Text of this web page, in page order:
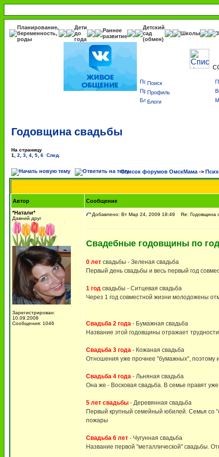
Планирование,
беременность,
роды
Дети
до
года
Раннее
развитие
Детский
сад
(обмен)
Школы
Поиск
Профиль
Блоги
Годовщина свадьбы
На страницу
1
2 3 4 5 6 След.
Список форумов ОмскМама ->
Автор
Сообщение
*Натали*
Давний друг
Зарегистрирован:
10.09.2008
Сообщения: 1046
Добавлено: Вт Мар 24, 2009 18:49 Re: Годовщина
Свадебные годовщины по
0 лет свадьбы - Зеленая свадьба
Первый день свадьбы и весь первый год
1 год свадьбы - Ситцевая свадьба
Через 1 год совместной жизни молодожены
Свадьба 2 года - Бумажная свадьба
Название этой годовщины отражает
Свадьба 3 года - Кожаная свадьба
Отношения уже прочнее "бумажных", поэтому
Свадьба 4 года - Льняная свадьба
Она же - Восковая свадьба. В семье правят
5 лет свадьбы - Деревянная свадьба
Первый крупный семейный юбилей. Семья со
пожары
Свадьба 6 лет - Чугунная свадьба
Название первой "металлической" свадьбы.